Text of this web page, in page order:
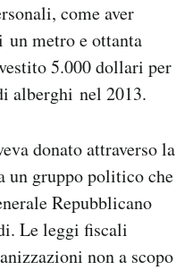
come aver
metro e ottanta
5.000 dollari per
alberghi nel 2013.
donato attraverso la
un gruppo politico che
Repubblicano
Le leggi fiscali
non a scopo